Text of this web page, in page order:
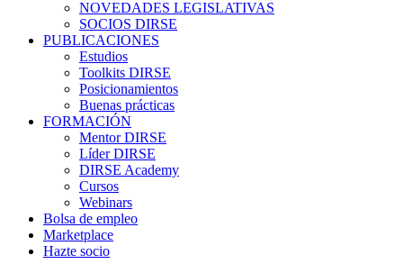
NOVEDADES LEGISLATIVAS
SOCIOS DIRSE
PUBLICACIONES
Estudios
Toolkits DIRSE
Posicionamientos
Buenas prácticas
FORMACIÓN
Mentor DIRSE
Líder DIRSE
DIRSE Academy
Cursos
Webinars
Bolsa de empleo
Marketplace
Hazte socio